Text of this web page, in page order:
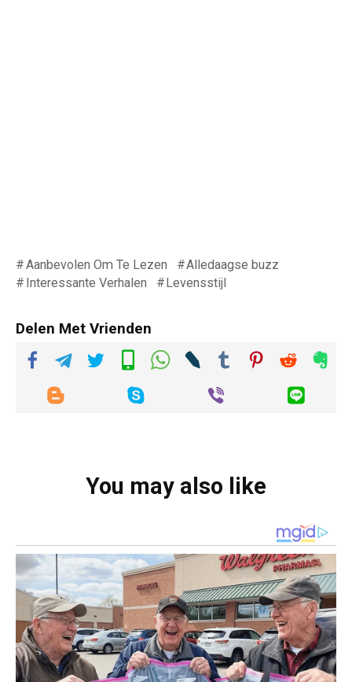
Aanbevolen Om Te Lezen
Alledaagse buzz
Interessante Verhalen
Levensstijl
Delen Met Vrienden
You may also like